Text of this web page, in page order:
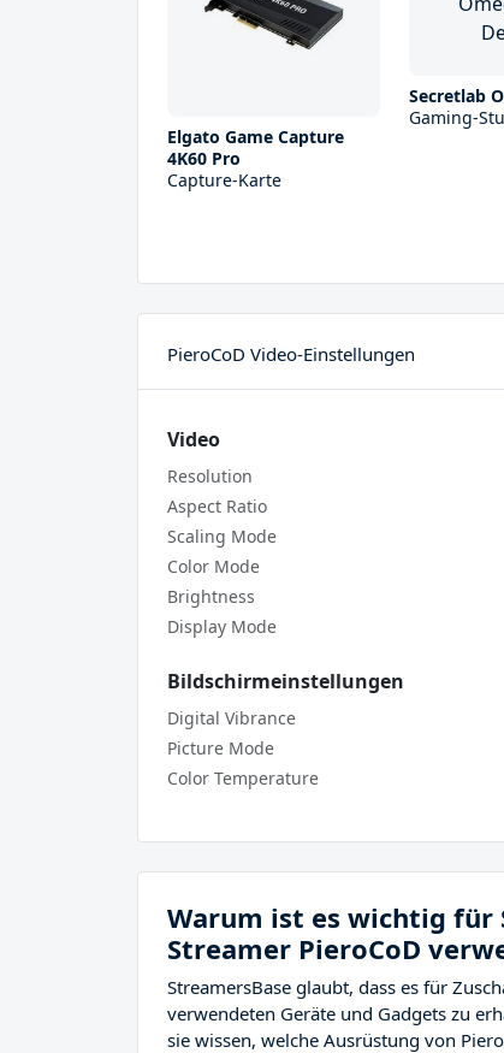
Elgato Game Capture
4K60 Pro
Capture-Karte
Secretlab
Gaming-
PieroCoD Video-Einstellungen
Video
Resolution
Aspect Ratio
Scaling Mode
Color Mode
Brightness
Display Mode
Bildschirmeinstellungen
Digital Vibrance
Picture Mode
Color Temperature
Warum ist es wichtig für
Streamer PieroCoD
StreamersBase glaubt, dass es für
verwendeten Geräte und Gadgets zu
sie wissen, welche Ausrüstung von